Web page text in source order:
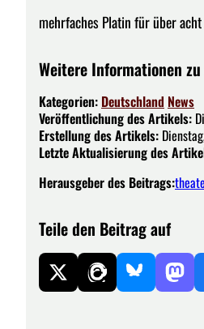
mehrfaches Platin für über
Weitere Informationen
Kategorien: Deutschland News
Veröffentlichung des Artikels:
Erstellung des Artikels:
Letzte Aktualisierung des
Herausgeber des Beitrags:
Teile den Beitrag auf